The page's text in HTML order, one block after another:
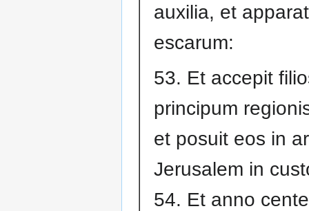
auxilia, et
escarum:
53. Et accepit
principum
et posuit eos in
Jerusalem in
54. Et anno